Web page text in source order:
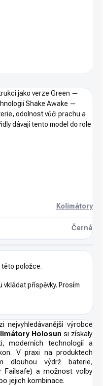
jako verze Green —
Shake Awake —
odolnost vůči prachu a
dávají tento model do role
Kolimátory
Černá
této položce.
příspěvky. Prosím
nejvyhledávanější výrobce
Holosun si získaly
moderních technologií a
V praxi na produktech
dlouhou výdrž baterie,
Failsafe) a možnost volby
jejich kombinace.